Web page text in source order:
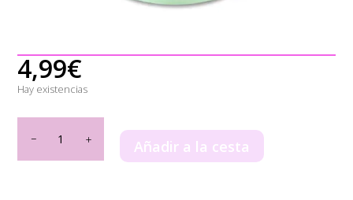
4,99€
Hay existencias
Fruit
Company
Añadir a la cesta